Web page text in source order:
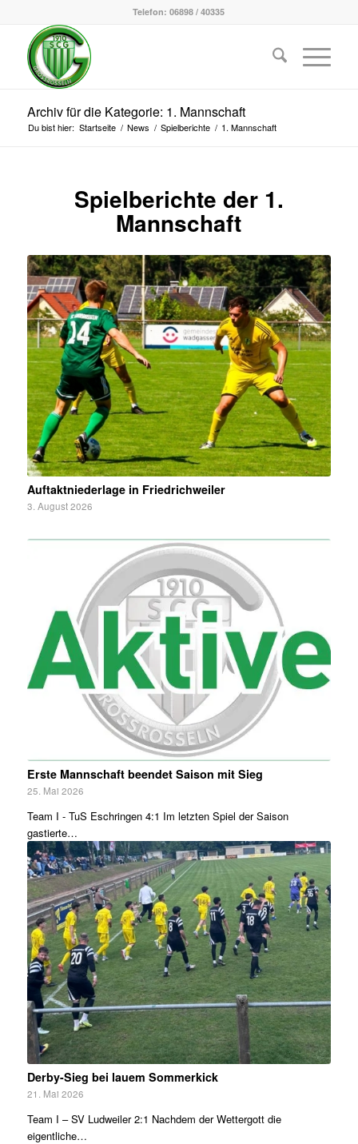
Telefon: 06898 / 40335
Archiv für die Kategorie: 1. Mannschaft
Du bist hier: Startseite / News / Spielberichte / 1. Mannschaft
Spielberichte der 1.
Mannschaft
Auftaktniederlage in Friedrichweiler
3. August 2026
Erste Mannschaft beendet Saison mit Sieg
25. Mai 2026
Team I - TuS Eschringen 4:1 Im letzten Spiel der Saison
gastierte…
Derby-Sieg bei lauem Sommerkick
21. Mai 2026
Team I – SV Ludweiler 2:1 Nachdem der Wettergott die
eigentliche…